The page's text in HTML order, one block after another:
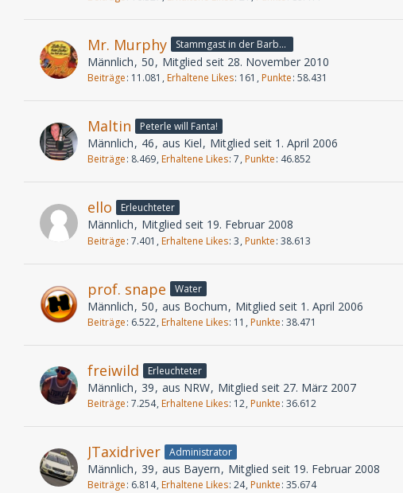
Mr. Murphy Stammgast in der Barbarabar
Männlich 50 Mitglied seit 28. November 2010
Beiträge 11.081 Erhaltene Likes 161 Punkte 58.431
Maltin Peterle will Fanta!
Männlich 46 aus Kiel Mitglied seit 1. April 2006
Beiträge 8.469 Erhaltene Likes 7 Punkte 46.852
ello Erleuchteter
Männlich Mitglied seit 19. Februar 2008
Beiträge 7.401 Erhaltene Likes 3 Punkte 38.613
prof. snape Water
Männlich 50 aus Bochum Mitglied seit 1. April 2006
Beiträge 6.522 Erhaltene Likes 11 Punkte 38.471
freiwild Erleuchteter
Männlich 39 aus NRW Mitglied seit 27. März 2007
Beiträge 7.254 Erhaltene Likes 12 Punkte 36.612
JTaxidriver Administrator
Männlich 39 aus Bayern Mitglied seit 19. Februar 2008
Beiträge 6.814 Erhaltene Likes 24 Punkte 35.674